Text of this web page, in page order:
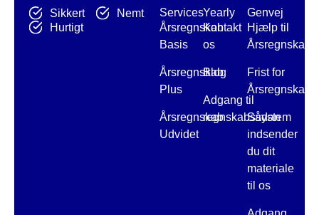
Sikkert
Nemt
Hurtigt
Services
Årsregnskab
Basis
Årsregnskab
Plus
Årsregnskab
Udvidet
Yearly
Kontakt
os
Blog
Adgang til
regnskabssystem
Genvej
Hjælp til
Årsregnskab
Frist for
Årsregnskab
Sådan
indsender
du dit
materiale
til os